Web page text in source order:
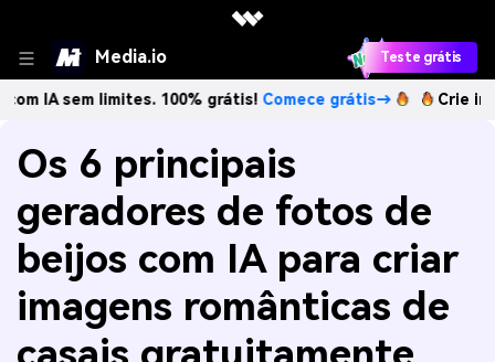
Media.io Teste grátis
limites. 100% grátis!Comece grátis→ Crie imagens
Os 6 principais
geradores de fotos de
beijos com IA para criar
imagens românticas de